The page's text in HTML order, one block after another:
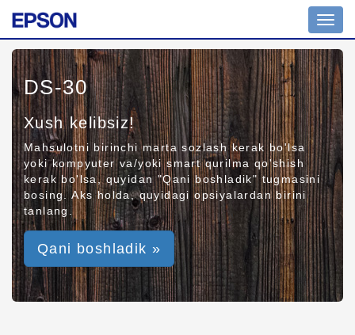
DS-30
Xush kelibsiz!
Mahsulotni birinchi marta sozlash kerak bo'lsa
yoki kompyuter va/yoki smart qurilma qo'shish
kerak bo'lsa, quyidan "Qani boshladik" tugmasini
bosing. Aks holda, quyidagi opsiyalardan birini
tanlang.
Qani boshladik »